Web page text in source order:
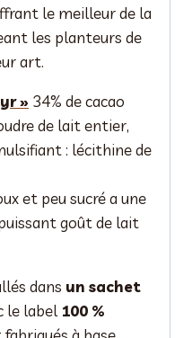
le meilleur de la
les planteurs de
art.
» 34% de cacao
de lait entier,
: lécithine de
et peu sucré a une
goût de lait
dans un sachet
le label 100 %